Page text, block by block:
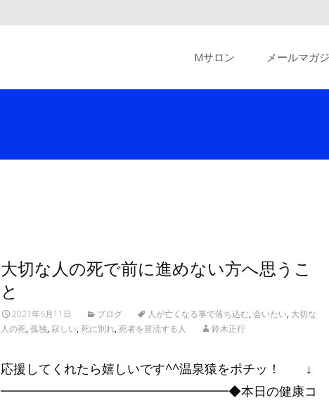
Mサロン メールマガ
大切な人の死で前に進めない方へ思うこ
と
2021年6月11日 ブログ 人が亡くなる事で落ち込む,会いたい, 大切な
人の死,孤独,寂しい,死に別れ,死者を冒涜する人 鈴木正行
応援してくれたら嬉しいです^^温泉猿をポチッ！ ↓
━━━━━━━━━━━━━━━━━━◆本日の健康コ